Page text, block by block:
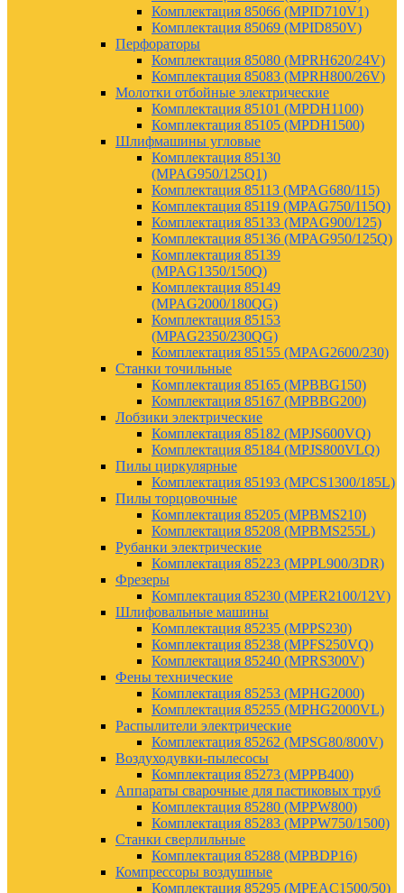
Комплектация 85066 (MPID710V1)
Комплектация 85069 (MPID850V)
Перфораторы
Комплектация 85080 (MPRH620/24V)
Комплектация 85083 (MPRH800/26V)
Молотки отбойные электрические
Комплектация 85101 (MPDH1100)
Комплектация 85105 (MPDH1500)
Шлифмашины угловые
Комплектация 85130
(MPAG950/125Q1)
Комплектация 85113 (MPAG680/115)
Комплектация 85119 (MPAG750/115Q)
Комплектация 85133 (MPAG900/125)
Комплектация 85136 (MPAG950/125Q)
Комплектация 85139
(MPAG1350/150Q)
Комплектация 85149
(MPAG2000/180QG)
Комплектация 85153
(MPAG2350/230QG)
Комплектация 85155 (MPAG2600/230)
Станки точильные
Комплектация 85165 (MPBBG150)
Комплектация 85167 (MPBBG200)
Лобзики электрические
Комплектация 85182 (MPJS600VQ)
Комплектация 85184 (MPJS800VLQ)
Пилы циркулярные
Комплектация 85193 (MPCS1300/185L)
Пилы торцовочные
Комплектация 85205 (MPBMS210)
Комплектация 85208 (MPBMS255L)
Рубанки электрические
Комплектация 85223 (MPPL900/3DR)
Фрезеры
Комплектация 85230 (MPER2100/12V)
Шлифовальные машины
Комплектация 85235 (MPPS230)
Комплектация 85238 (MPFS250VQ)
Комплектация 85240 (MPRS300V)
Фены технические
Комплектация 85253 (MPHG2000)
Комплектация 85255 (MPHG2000VL)
Распылители электрические
Комплектация 85262 (MPSG80/800V)
Воздуходувки-пылесосы
Комплектация 85273 (MPPB400)
Аппараты сварочные для пастиковых труб
Комплектация 85280 (MPPW800)
Комплектация 85283 (MPPW750/1500)
Станки сверлильные
Комплектация 85288 (MPBDP16)
Компрессоры воздушные
Комплектация 85295 (MPEAC1500/50)